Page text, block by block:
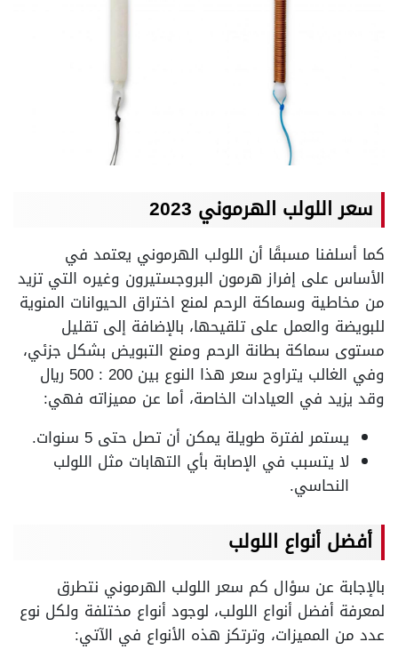
سعر اللولب الهرموني 2023
كما أسلفنا مسبقًا أن اللولب الهرموني يعتمد في
الأساس على إفراز هرمون البروجستيرون وغيره التي تزيد
من مخاطية وسماكة الرحم لمنع اختراق الحيوانات المنوية
للبويضة والعمل على تلقيحها، بالإضافة إلى تقليل
مستوى سماكة بطانة الرحم ومنع التبويض بشكل جزئي،
وفي الغالب يتراوح سعر هذا النوع بين 200 : 500 ريال
وقد يزيد في العيادات الخاصة، أما عن مميزاته فهي:
يستمر لفترة طويلة يمكن أن تصل حتى 5 سنوات.
لا يتسبب في الإصابة بأي التهابات مثل اللولب
النحاسي.
أفضل أنواع اللولب
بالإجابة عن سؤال كم سعر اللولب الهرموني نتطرق
لمعرفة أفضل أنواع اللولب، لوجود أنواع مختلفة ولكل نوع
عدد من المميزات، وترتكز هذه الأنواع في الآتي: